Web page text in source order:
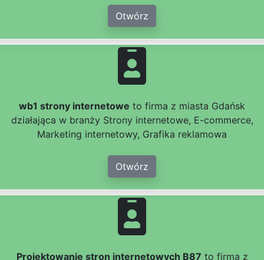
Otwórz
wb1 strony internetowe to firma z miasta Gdańsk
działająca w branży Strony internetowe, E-commerce,
Marketing internetowy, Grafika reklamowa
Otwórz
Projektowanie stron internetowych B87 to firma z